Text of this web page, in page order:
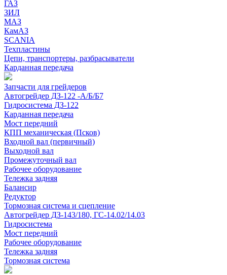
ГАЗ
ЗИЛ
МАЗ
КамАЗ
SCANIA
Техпластины
Цепи, транспортеры, разбрасыватели
Карданная передача
Запчасти для грейдеров
Автогрейдер ДЗ-122 -А/Б/Б7
Гидросистема ДЗ-122
Карданная передача
Мост передний
КПП механическая (Псков)
Входной вал (первичный)
Выходной вал
Промежуточный вал
Рабочее оборудование
Тележка задняя
Балансир
Редуктор
Тормозная система и сцепление
Автогрейдер ДЗ-143/180, ГС-14.02/14.03
Гидросистема
Мост передний
Рабочее оборудование
Тележка задняя
Тормозная система